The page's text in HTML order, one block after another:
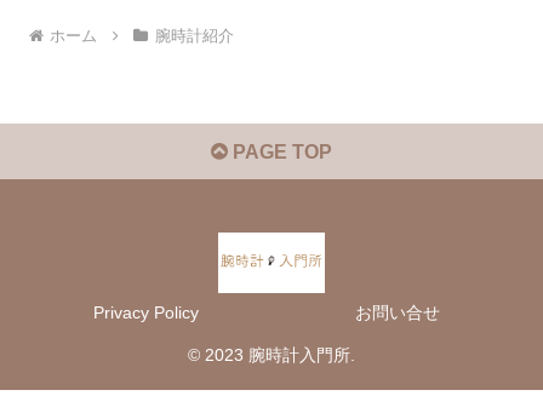
ホーム 腕時計紹介
PAGE TOP
Privacy Policy お問い合せ
© 2023 腕時計入門所.